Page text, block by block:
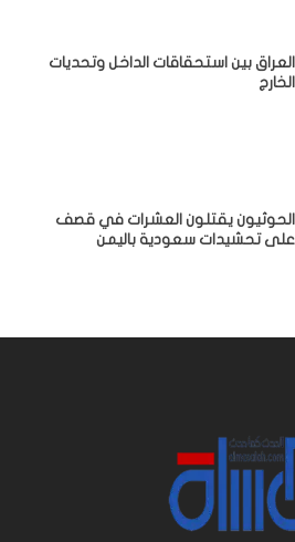
‏العراق بين استحقاقات الداخل وتحديات
الخارج
الحوثيون يقتلون العشرات في قصف
على تحشيدات سعودية باليمن